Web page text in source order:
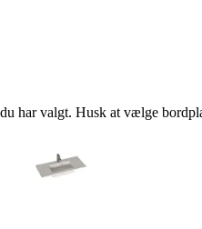
har valgt. Husk at vælge